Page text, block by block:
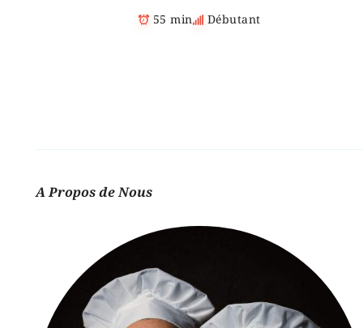
55 min Débutant
A Propos de Nous